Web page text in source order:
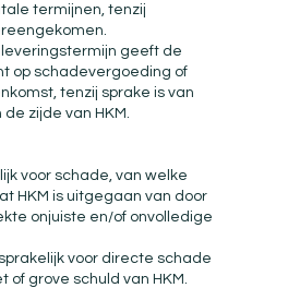
termijnen, tenzij
geeft de
op schadevergoeding of
tenzij sprake is van
zijde van HKM.
voor schade, van welke
HKM is uitgegaan van door
onjuiste en/of onvolledige
voor directe schade
of grove schuld van HKM.